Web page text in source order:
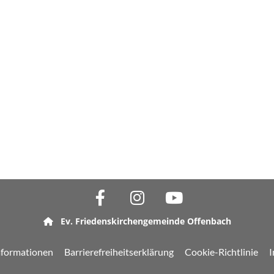
Ev. Friedenskirchengemeinde Offenbach
Barrierefreiheitserklärung Cookie-Richtlinie